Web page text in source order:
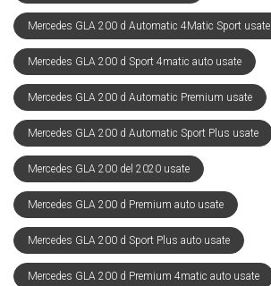
Mercedes GLA 200 d Automatic 4Matic Sport usate
Mercedes GLA 200 d Sport 4matic auto usate
Mercedes GLA 200 d Automatic Premium usate
Mercedes GLA 200 d Automatic Sport Plus usate
Mercedes GLA 200 del 2020 usate
Mercedes GLA 200 d Premium auto usate
Mercedes GLA 200 d Sport Plus auto usate
Mercedes GLA 200 d Premium 4matic auto usate